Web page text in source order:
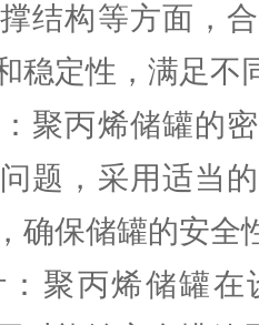
结构等方面，
稳定性，满足不
丙烯储罐的密
题，采用适当
确保储罐的安全
丙烯储罐在